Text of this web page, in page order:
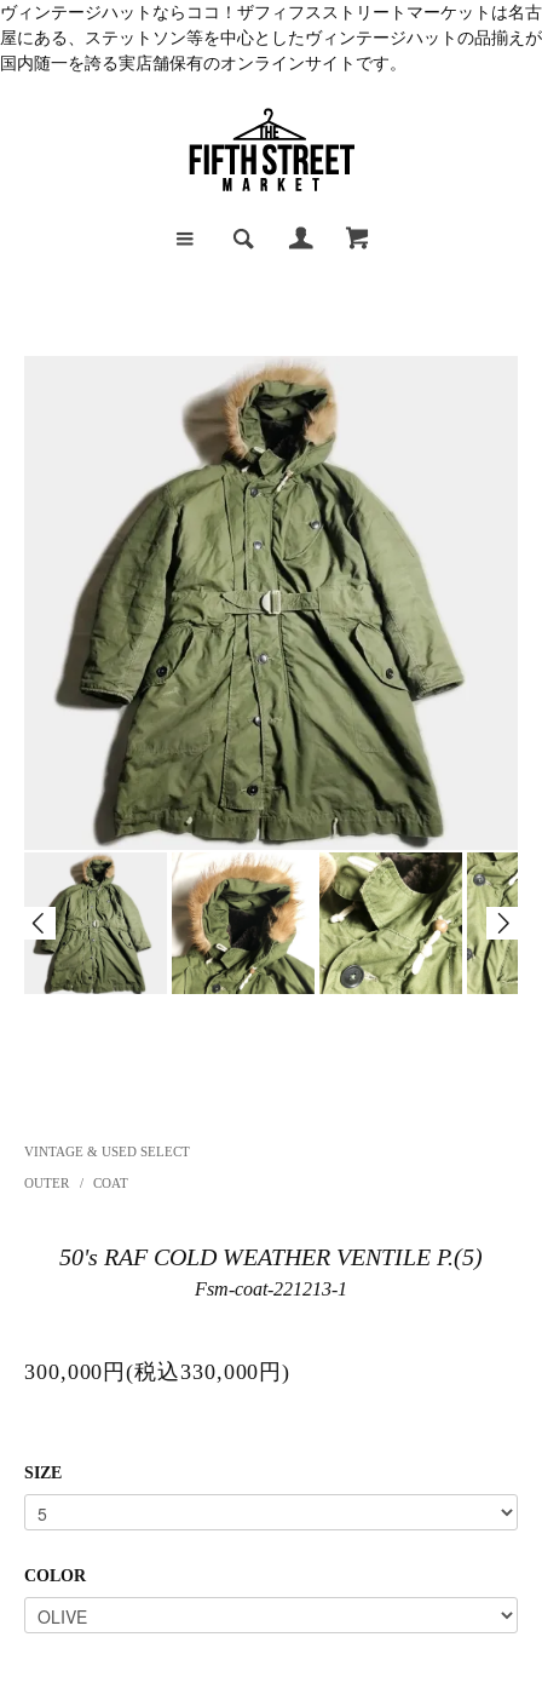
ヴィンテージハットならココ！ザフィフスストリートマーケットは名古
屋にある、ステットソン等を中心としたヴィンテージハットの品揃えが
国内随一を誇る実店舗保有のオンラインサイトです。
VINTAGE & USED SELECT
OUTER / COAT
50's RAF COLD WEATHER VENTILE P.(5)
Fsm-coat-221213-1
300,000円(税込330,000円)
SIZE
COLOR